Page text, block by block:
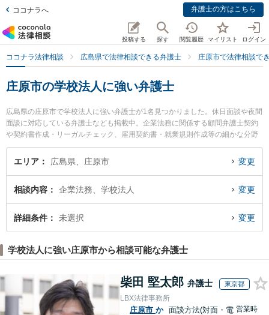
ココナラへ 弁護士の方はこちら
投稿する 探す 閲覧履歴 マイリスト ログイン
ココナラ法律相談 広島県で法律相談できる弁護士 庄原市で法律相談で
庄原市の学校法人に強い弁護士
広島県の庄原市で学校法人に強い弁護士が1名見つかりました。休日面談や夜間
面談に対応している弁護士なども掲載中。企業法務に関係する顧問弁護士契約
や契約書作成・リーガルチェック、雇用契約書・就業規則作成等の細かな分野
での絞り込み検索もでき便利です。特に三浦益隆法律事務所の三浦 益隆弁護士
のプロフィール情報や弁護士費用、強みなどが注目されています。『庄原市で
談無料で学校法人を法律相談できる庄原市内の弁護士に相談予約したい』など
でお困りの相談者さんにおすすめです。
エリア 広島県、庄原市 変更
相談内容 企業法務、学校法人 変更
詳細条件 未選択 変更
学校法人に強い庄原市から相談可能な弁護士
柴田 堅太郎 弁護士 東京都
LBX法律事務所
庄原市 か 面談方法(対面・電 営業時